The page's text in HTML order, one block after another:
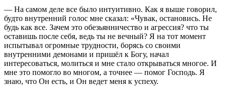
— На самом деле все было интуитивно. Как я выше говорил,
будто внутренний голос мне сказал: «Чувак, остановись. Не
будь как все. Зачем это обезьянничество и агрессия? что ты
оставишь после себя, ведь ты не вечный? Я на тот момент
испытывал огромные трудности, борясь со своими
внутренними демонами и пришёл к Богу, начал
интересоваться, молиться и мне стало открываться многое. И
мне это помогло во многом, а точнее — помог Господь. Я
знаю, что Он есть, и Он ведет меня к успеху.